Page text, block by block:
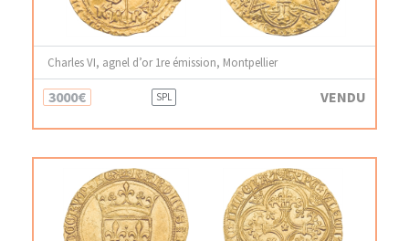
Charles VI, agnel d’or 1re émission, Montpellier
3000€ SPL VENDU